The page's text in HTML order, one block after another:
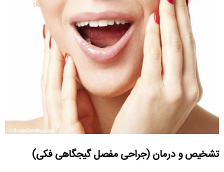
تشخیص و درمان (جراحی مفصل گیجگاهی فکی)